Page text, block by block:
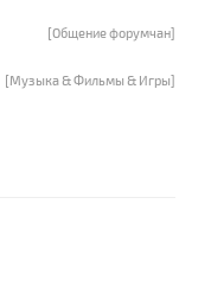
[Общение форумчан]
[Музыка & Фильмы & Игры]